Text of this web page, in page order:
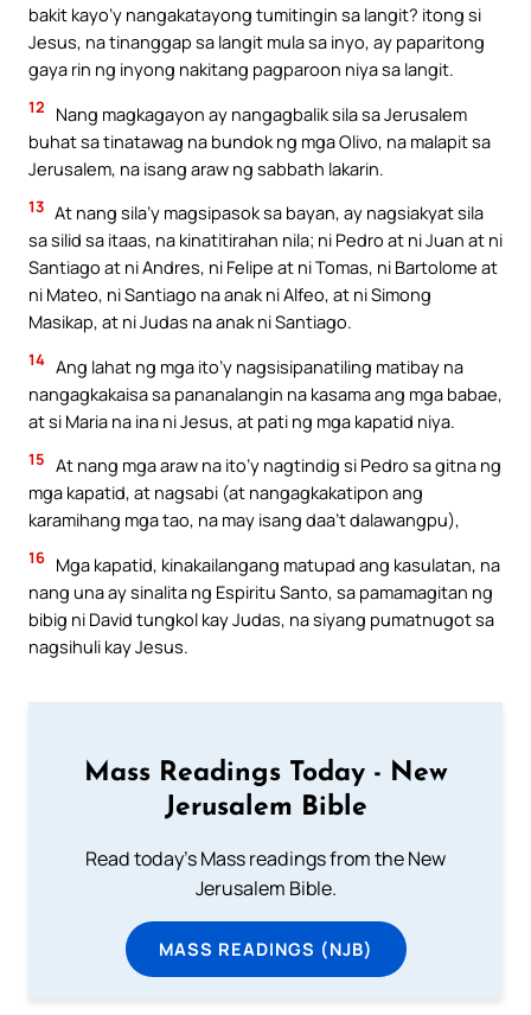
bakit kayo’y nangakatayong tumitingin sa langit? itong si
Jesus, na tinanggap sa langit mula sa inyo, ay paparitong
gaya rin ng inyong nakitang pagparoon niya sa langit.
12
Nang magkagayon ay nangagbalik sila sa Jerusalem
buhat sa tinatawag na bundok ng mga Olivo, na malapit sa
Jerusalem, na isang araw ng sabbath lakarin.
13 At nang sila’y magsipasok sa bayan, ay nagsiakyat sila
sa silid sa itaas, na kinatitirahan nila; ni Pedro at ni Juan at ni
Santiago at ni Andres, ni Felipe at ni Tomas, ni Bartolome at
ni Mateo, ni Santiago na anak ni Alfeo, at ni Simong
Masikap, at ni Judas na anak ni Santiago.
14 Ang lahat ng mga ito’y nagsisipanatiling matibay na
nangagkakaisa sa pananalangin na kasama ang mga babae,
at si Maria na ina ni Jesus, at pati ng mga kapatid niya.
15 At nang mga araw na ito’y nagtindig si Pedro sa gitna ng
mga kapatid, at nagsabi (at nangagkakatipon ang
karamihang mga tao, na may isang daa’t dalawangpu),
16 Mga kapatid, kinakailangang matupad ang kasulatan, na
nang una ay sinalita ng Espiritu Santo, sa pamamagitan ng
bibig ni David tungkol kay Judas, na siyang pumatnugot sa
nagsihuli kay Jesus.
Mass Readings Today - New
Jerusalem Bible
Read today's Mass readings from the New
Jerusalem Bible.
MASS READINGS (NJB)